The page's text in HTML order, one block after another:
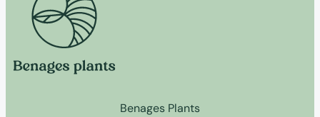
Benages Plants